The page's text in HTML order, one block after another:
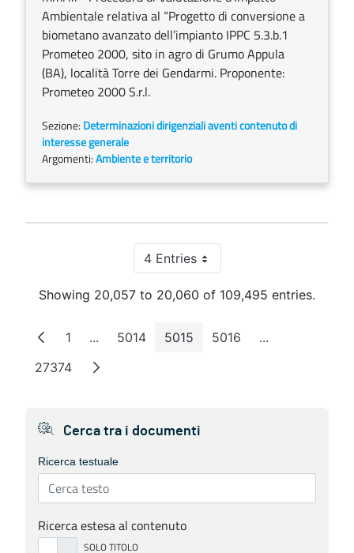
Ambientale relativa al “Progetto di conversione a
biometano avanzato dell’impianto IPPC 5.3.b.1
Prometeo 2000, sito in agro di Grumo Appula
(BA), località Torre dei Gendarmi. Proponente:
Prometeo 2000 S.r.l.
Sezione: Determinazioni dirigenziali aventi contenuto di
interesse generale
Argomenti:Ambiente e territorio
4 EntriesPer Page
Showing 20,057 to 20,060 of 109,495 entries.
Page
1 ...Intermediate Pages
Page
5014 Page
5015 Page
5016 ...Intermediate
Page
27374
Cerca tra i documenti
Ricerca testuale
Ricerca estesa al contenuto